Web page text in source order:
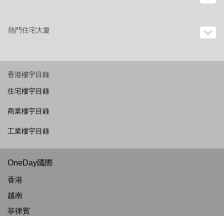
熱門住宅大廈
香港樓宇目錄
住宅樓宇目錄
商業樓宇目錄
工業樓宇目錄
OneDay國際
香港
越南
菲律賓